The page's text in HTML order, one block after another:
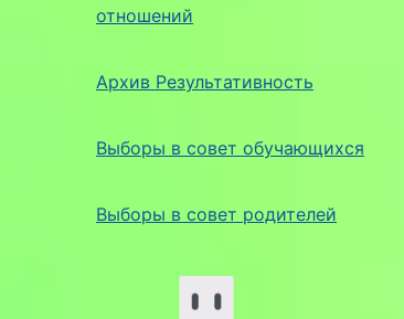
отношений
Архив Результативность
Выборы в совет обучающихся
Выборы в совет родителей